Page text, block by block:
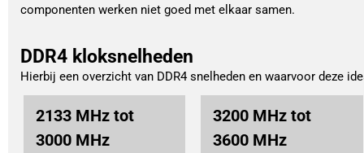
componenten werken niet goed met elkaar samen.
DDR4 kloksnelheden
Hierbij een overzicht van DDR4 snelheden en waarvoor deze
2133 MHz tot
3000 MHz
3200 MHz tot
3600 MHz